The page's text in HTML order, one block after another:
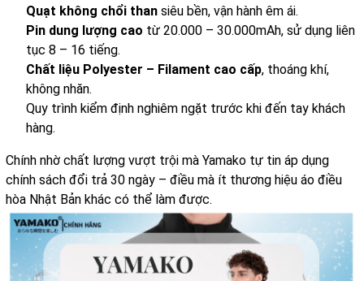
Quạt không chổi than siêu bền, vận hành êm ái.
Pin dung lượng cao từ 20.000 – 30.000mAh, sử dụng liên
tục 8 – 16 tiếng.
Chất liệu Polyester – Filament cao cấp, thoáng khí,
không nhăn.
Quy trình kiểm định nghiêm ngặt trước khi đến tay khách
hàng.
Chính nhờ chất lượng vượt trội mà Yamako tự tin áp dụng
chính sách đổi trả 30 ngày – điều mà ít thương hiệu áo điều
hòa Nhật Bản khác có thể làm được.